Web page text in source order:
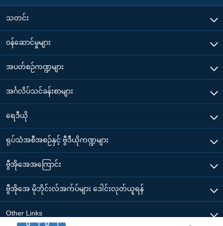
သတင်း
၀န်ဆောင်မှုများ
အပတ်စဉ်ကဏ္ဍများ
အင်္ဂလိပ်သင်ခန်းစာများ
ရေဒီယို
ရုပ်သံအစီအစဉ်နှင့် ဗွီဒီယိုကဏ္ဍများ
ဗွီအိုအေအကြောင်း
ဗွီအိုအေ မိုဘိုင်းလ်အက်ပ်များ ဒေါင်းလုတ်ယူရန်
Other Links